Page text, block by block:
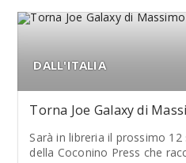
DALL'ITALIA
Torna Joe Galaxy di
Sarà in libreria il prossimo
della Coconino Press che